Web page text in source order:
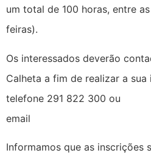
um total de 100 horas, entre
feiras).
Os interessados deverão
Calheta a fim de realizar a
telefone 291 822 300 ou
email
Informamos que as inscrições